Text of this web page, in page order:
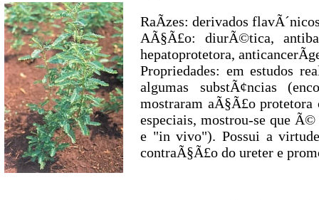
RaÃ­zes: derivados
AÃ§Ã£o: diurÃ©tica,
hepatoprotetora,
Propriedades: em estudos
algumas substÃ¢ncias
mostraram aÃ§Ã£o protetora
especiais, mostrou-se que
e "in vivo"). Possui a
contraÃ§Ã£o do ureter e